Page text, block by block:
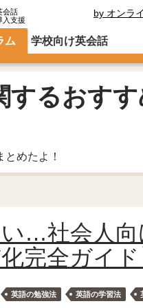
会話
入支援
by オンラ
ム 学校向け英会話
するおす
めたよ！
…社会人
完全ガイド
英語の勉強法 英語の学習法